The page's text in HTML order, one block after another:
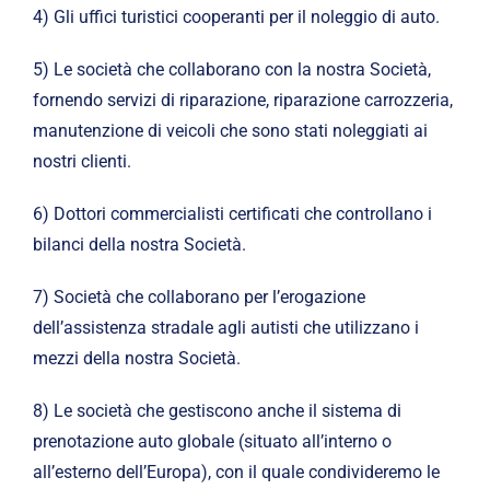
4) Gli uffici turistici cooperanti per il noleggio di auto.
5) Le società che collaborano con la nostra Società,
fornendo servizi di riparazione, riparazione carrozzeria,
manutenzione di veicoli che sono stati noleggiati ai
nostri clienti.
6) Dottori commercialisti certificati che controllano i
bilanci della nostra Società.
7) Società che collaborano per l’erogazione
dell’assistenza stradale agli autisti che utilizzano i
mezzi della nostra Società.
8) Le società che gestiscono anche il sistema di
prenotazione auto globale (situato all’interno o
all’esterno dell’Europa), con il quale condivideremo le